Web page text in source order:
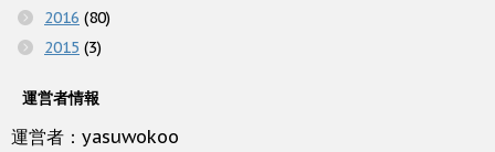
2016 (80)
2015 (3)
運営者情報
運営者：yasuwokoo